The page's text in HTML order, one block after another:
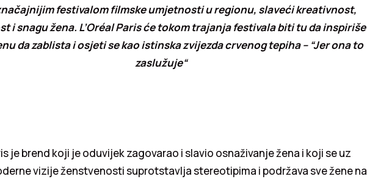
festivalom filmske umjetnosti u regionu, slaveći kreativnost,
i snagu žena. L’Oréal Paris će tokom trajanja festivala biti tu da inspiriše
da zablista i osjeti se kao istinska zvijezda crvenog tepiha – “Jer ona to
zaslužuje“
je brend koji je oduvijek zagovarao i slavio osnaživanje žena i koji se uz
vizije ženstvenosti suprotstavlja stereotipima i podržava sve žene na